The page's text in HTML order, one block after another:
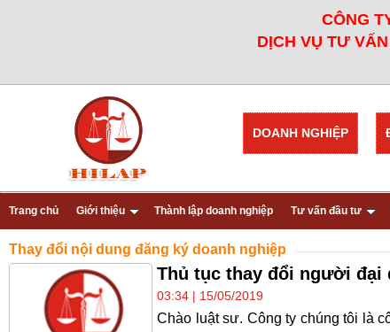
CÔNG
DỊCH VỤ TƯ
DOANH NGHIỆP
Trang chủ Giới thiệu Thành lập doanh nghiệp Tư vấn đầu tư
Thay đổi nội dung đăng ký doanh nghiệp
Thủ tục thay đổi người đại
03:34 | 15/05/2019
Chào luật sư. Công ty chúng tôi là